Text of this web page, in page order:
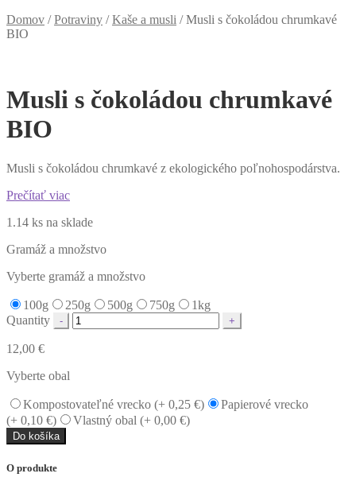
Domov /Potraviny /Kaše a musli /Musli s čokoládou chrumkavé
BIO
Musli s čokoládou chrumkavé
BIO
Musli s čokoládou chrumkavé z ekologického poľnohospodárstva.
Prečítať viac
1.14 ks na sklade
Gramáž a množstvo
Vyberte gramáž a množstvo
100g 250g 500g 750g
1kg
Quantity
12,00 €
Vyberte obal
Kompostovateľné vrecko (+ 0,25 €)
Papierové vrecko
(+ 0,10 €) Vlastný obal (+ 0,00 €)
Do košíka
O produkte